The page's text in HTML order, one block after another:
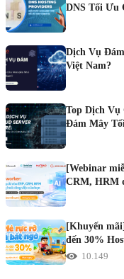
DNS Tối Ưu
Dịch Vụ
Việt Nam?
Top Dịch Vụ
Đám Mây
[Webinar
CRM, HRM
[Khuyến
đến 30%
10.149